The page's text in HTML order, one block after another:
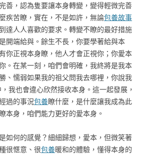
善，認為隻要讓本身轉變，變得輕微完善
疾苦瞭，實在，不是如許，無論包養故事
達人人喜歡的要求。轉變不瞭的最好措施
開端給與。餘生不長，你要學著給與本
你正視本身瞭，他人才會正視你；你愛本
。在某一刻，咱們會明確，我終將是我本
、懦弱如果我的祖父問我去哪裡，你說我
我也會違心欣然接收本身。這一起發展，
過的事況包養瞭什麼，是什麼讓我成為此
本身，咱們能力更好的愛本身。
何的感覺？細細歸想，愛本，但微笑著
很愜意、很包養暖和的體驗，懂得本身的